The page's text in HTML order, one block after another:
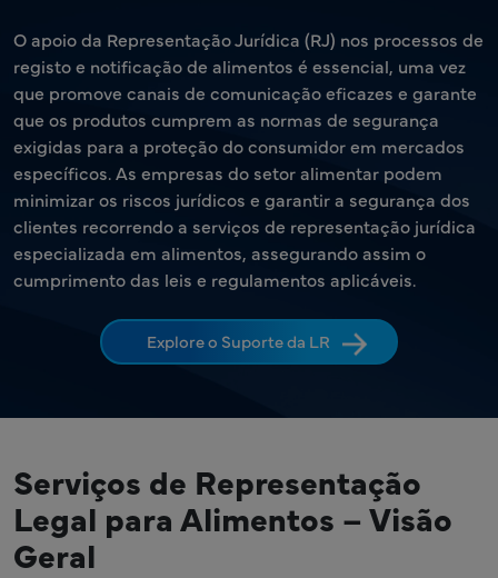
O apoio da Representação Jurídica (RJ) nos processos de
registo e notificação de alimentos é essencial, uma vez
que promove canais de comunicação eficazes e garante
que os produtos cumprem as normas de segurança
exigidas para a proteção do consumidor em mercados
específicos. As empresas do setor alimentar podem
minimizar os riscos jurídicos e garantir a segurança dos
clientes recorrendo a serviços de representação jurídica
especializada em alimentos, assegurando assim o
cumprimento das leis e regulamentos aplicáveis.
Explore o Suporte da LR
Serviços de Representação
Legal para Alimentos – Visão
Geral